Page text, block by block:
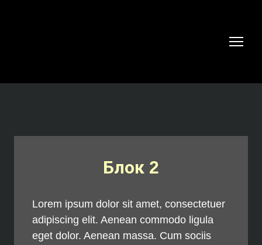
Блок 2
Lorem ipsum dolor sit amet, consectetuer
adipiscing elit. Aenean commodo ligula
eget dolor. Aenean massa. Cum sociis